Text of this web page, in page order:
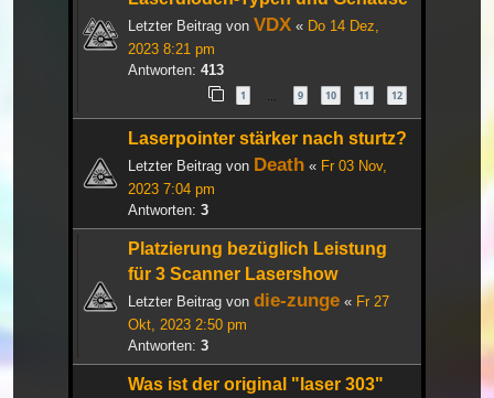
Letzter Beitrag von VDX « Do 14 Dez,
2023 8:21 pm
Antworten: 413
1 9 10 11 12
Laserpointer stärker nach sturtz?
Letzter Beitrag von Death « Fr 03 Nov,
2023 7:04 pm
Antworten: 3
Platzierung bezüglich Leistung
für 3 Scanner Lasershow
Letzter Beitrag von die-zunge « Fr 27
Okt, 2023 2:50 pm
Antworten: 3
Was ist der original "laser 303"